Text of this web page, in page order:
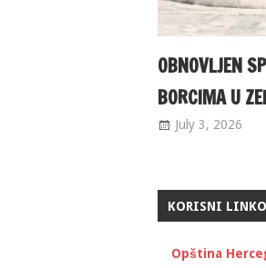
OBNOVLJEN
BORCIMA U
July 3, 2026
KORISNI
Opština